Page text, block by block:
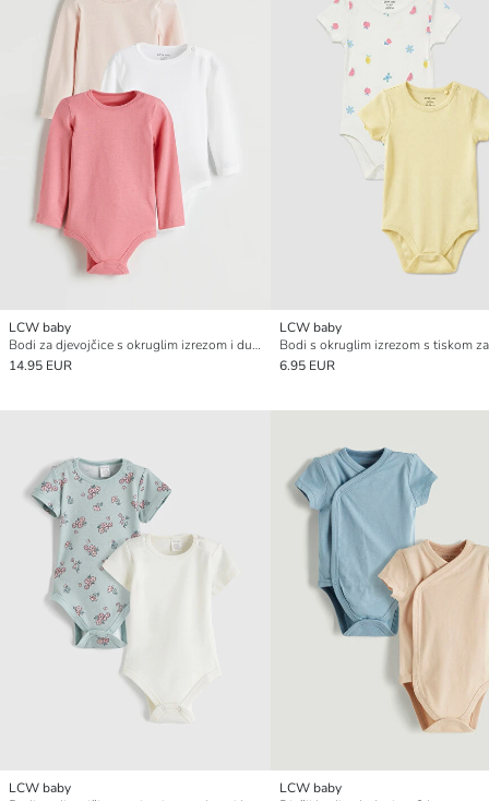
LCW baby
Bodi za djevojčice s okruglim izrezom i dugim rukavima na kopčanje (pakiranje od 3 komada)
14.95 EUR
LCW baby
6.95 EUR
LCW baby
LCW baby